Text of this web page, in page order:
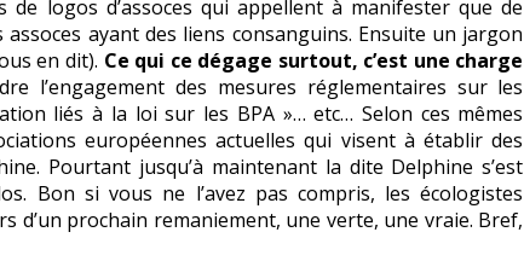
logos d’assoces qui appellent à manifester que de
ayant des liens consanguins. Ensuite un jargon
en dit). Ce qui ce dégage surtout, c’est une charge
l’engagement des mesures réglementaires sur les
liés à la loi sur les BPA »… etc… Selon ces mêmes
européennes actuelles qui visent à établir des
Pourtant jusqu’à maintenant la dite Delphine s’est
Bon si vous ne l’avez pas compris, les écologistes
d’un prochain remaniement, une verte, une vraie. Bref,